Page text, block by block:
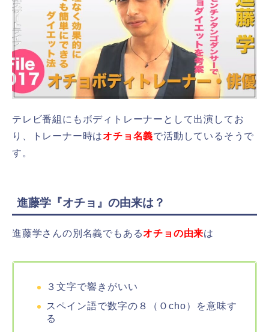
テレビ番組にもボディトレーナーとして出演してお
り、トレーナー時はオチョ名義で活動しているそうで
す。
進藤学『オチョ』の由来は？
進藤学さんの別名義でもあるオチョの由来は
３文字で響きがいい
スペイン語で数字の８（Ｏcho）を意味す
る